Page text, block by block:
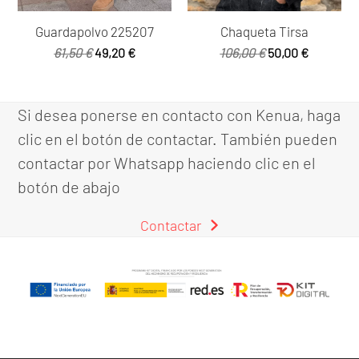
Guardapolvo 225207
61,50€El
61,50 €.
49,20 €El
49,20 €.
Chaqueta Tirsa
106,00€El
106,00 €.
50,00 €El
50,00 €.
Si desea ponerse en contacto con Kenua, haga
clic en el botón de contactar. También pueden
contactar por Whatsapp haciendo clic en el
botón de abajo
Contactar